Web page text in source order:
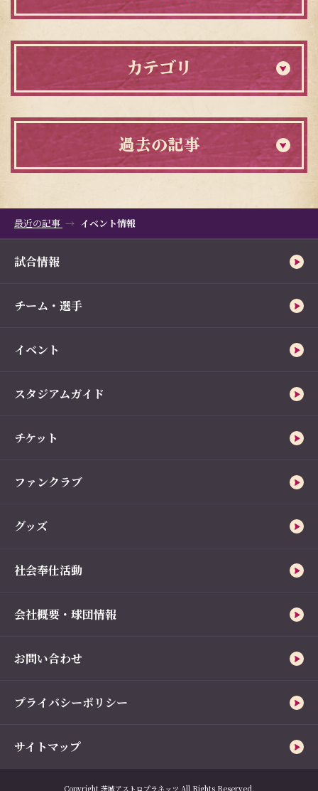
カテゴリ
過去の記事
最近の記事 イベント情報
試合情報
チーム・選手
イベント
スタジアムガイド
チケット
ファンクラブ
グッズ
社会奉仕活動
会社概要・球団情報
お問い合わせ
プライバシーポリシー
サイトマップ
Copyright 茨城アストロプラネッツ All Rights Reserved.